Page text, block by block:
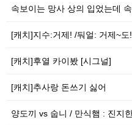
속보이는 망사 상의 입었는데
[캐치]지수:거제! /둬얼: 거제~도
[캐치]후열 카이봤 [시그널]
[캐치]추사랑 돈쓰기 싫어
양도끼 vs 숩니 / 만식햄 : 진지